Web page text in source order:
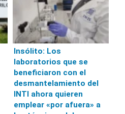
Insólito: Los
laboratorios que se
beneficiaron con el
desmantelamiento del
INTI ahora quieren
emplear «por afuera» a